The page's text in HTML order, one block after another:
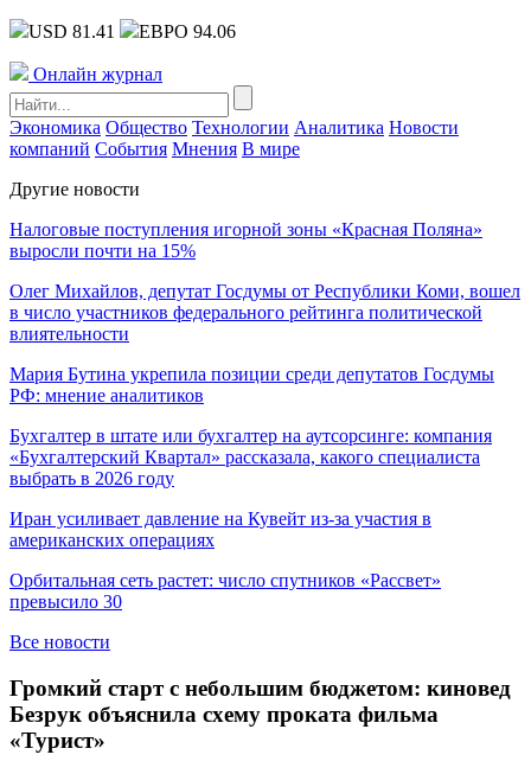
USD 81.41 ЕВРО 94.06
Онлайн журнал
Экономика Общество Технологии Аналитика Новости
компаний События Мнения В мире
Другие новости
Налоговые поступления игорной зоны «Красная Поляна»
выросли почти на 15%
Олег Михайлов, депутат Госдумы от Республики Коми, вошел
в число участников федерального рейтинга политической
влиятельности
Мария Бутина укрепила позиции среди депутатов Госдумы
РФ: мнение аналитиков
Бухгалтер в штате или бухгалтер на аутсорсинге: компания
«Бухгалтерский Квартал» рассказала, какого специалиста
выбрать в 2026 году
Иран усиливает давление на Кувейт из-за участия в
американских операциях
Орбитальная сеть растет: число спутников «Рассвет»
превысило 30
Все новости
Громкий старт с небольшим бюджетом: киновед
Безрук объяснила схему проката фильма
«Турист»